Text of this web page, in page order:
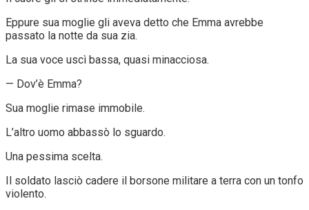
Eppure sua moglie gli aveva detto che Emma avrebbe
passato la notte da sua zia.
La sua voce uscì bassa, quasi minacciosa.
— Dov’è Emma?
Sua moglie rimase immobile.
L’altro uomo abbassò lo sguardo.
Una pessima scelta.
Il soldato lasciò cadere il borsone militare a terra con un tonfo
violento.